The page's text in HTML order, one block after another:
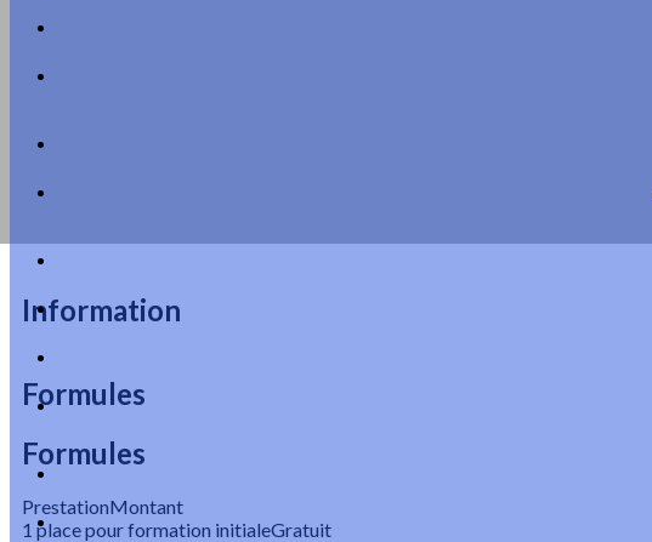
Information
Formules
Formules
PrestationMontant
1 place pour formation initialeGratuit